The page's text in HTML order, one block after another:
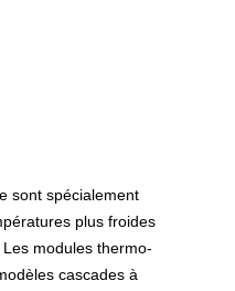
sont spécialement
plus froides
modules thermo-
cascades à